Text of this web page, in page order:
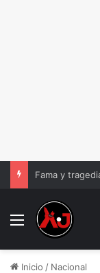
Menu
Inicio / Nacional